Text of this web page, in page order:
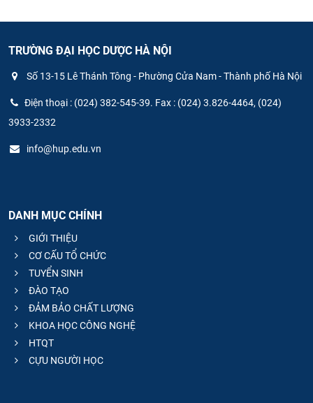
TRƯỜNG ĐẠI HỌC DƯỢC HÀ NỘI
Số 13-15 Lê Thánh Tông - Phường Cửa Nam - Thành phố Hà Nội
Điện thoại : (024) 382-545-39. Fax : (024) 3.826-4464, (024)
3933-2332
info@hup.edu.vn
DANH MỤC CHÍNH
GIỚI THIỆU
CƠ CẤU TỔ CHỨC
TUYỂN SINH
ĐÀO TẠO
ĐẢM BẢO CHẤT LƯỢNG
KHOA HỌC CÔNG NGHỆ
HTQT
CỰU NGƯỜI HỌC